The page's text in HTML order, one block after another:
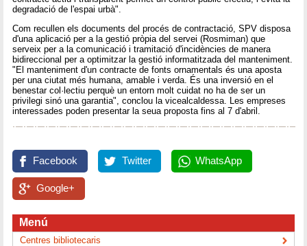
degradació de l'espai urbà".
Com recullen els documents del procés de contractació, SPV disposa
d'una aplicació per a la gestió pròpia del servei (Rosmiman) que
serveix per a la comunicació i tramitació d'incidències de manera
bidireccional per a optimitzar la gestió informatitzada del manteniment.
"El manteniment d'un contracte de fonts ornamentals és una aposta
per una ciutat més humana, amable i verda. És una inversió en el
benestar col·lectiu perquè un entorn molt cuidat no ha de ser un
privilegi sinó una garantia", conclou la vicealcaldessa. Les empreses
interessades poden presentar la seua proposta fins al 7 d'abril.
Facebook Twitter WhatsApp
Google+
Menú
Centres bibliotecaris